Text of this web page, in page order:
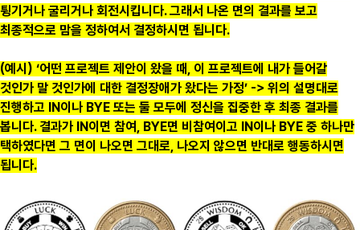
튕기거나 굴리거나 회전시킵니다. 그래서 나온 면의 결과를 보고
최종적으로 맘을 정하여서 결정하시면 됩니다.
(예시) ‘어떤 프로젝트 제안이 왔을 때, 이 프로젝트에 내가 들어갈
것인가 말 것인가에 대한 결정장애가 왔다는 가정’ -> 위의 설명대로
진행하고 IN이나 BYE 또는 둘 모두에 정신을 집중한 후 최종 결과를
봅니다. 결과가 IN이면 참여, BYE면 비참여이고 IN이나 BYE 중 하나만
택하였다면 그 면이 나오면 그대로, 나오지 않으면 반대로 행동하시면
됩니다.